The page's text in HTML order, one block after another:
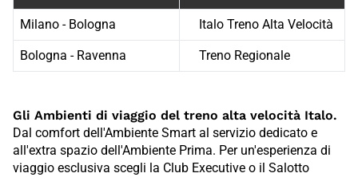
Milano - Bologna Italo Treno Alta Velocità
Bologna - Ravenna Treno Regionale
Gli Ambienti di viaggio del treno alta velocità Italo.
Dal comfort dell'Ambiente Smart al servizio dedicato e
all'extra spazio dell'Ambiente Prima. Per un'esperienza di
viaggio esclusiva scegli la Club Executive o il Salotto